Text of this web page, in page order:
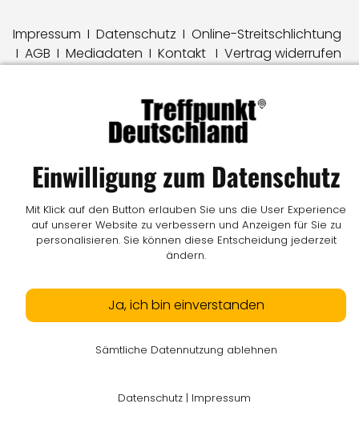
Impressum I Datenschutz I Online-Streitschlichtung
I AGB I Mediadaten I Kontakt I Vertrag widerrufen
© LW Medien GmbH
Einwilligung zum Datenschutz
Mit Klick auf den Button erlauben Sie uns die User Experience
auf unserer Website zu verbessern und Anzeigen für Sie zu
personalisieren. Sie können diese Entscheidung jederzeit
ändern.
Ja, ich bin einverstanden
Sämtliche Datennutzung ablehnen
Datenschutz | Impressum